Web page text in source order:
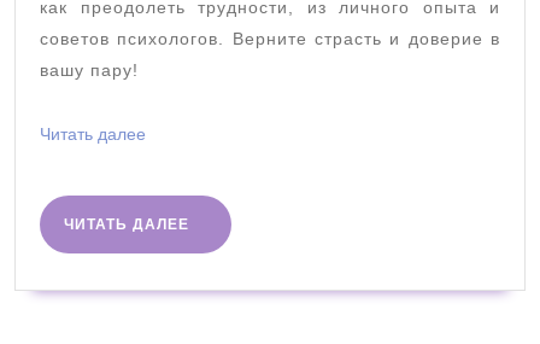
в
отношениях
как преодолеть трудности, из личного опыта и
советов психологов. Верните страсть и доверие в
вашу пару!
Читать далее
ЧИТАТЬ ДАЛЕЕ
ЧИТАТЬ
ДАЛЕЕ